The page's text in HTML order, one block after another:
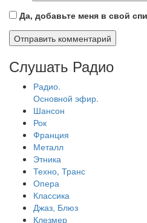
Да, добавьте меня в свой
Слушать Радио
Радио.
Основной эфир.
Шансон
Рок
Франция
Металл
Этника
Техно, Транс
Опера
Классика
Джаз, Блюз
Клезмер